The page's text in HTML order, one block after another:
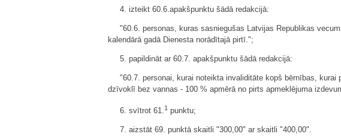
4. izteikt 60.6.apakšpunktu šādā redakcijā:
"60.6. personas, kuras sasniegušas Latvijas Republikas
kalendārā gadā Dienesta norādītajā pirtī.";
5. papildināt ar 60.7. apakšpunktu šādā redakcijā:
"60.7. personai, kurai noteikta invaliditāte kopš bērnības,
dzīvoklī bez vannas - 100 % apmērā no pirts apmeklējuma
6. svītrot 61.1 punktu;
7. aizstāt 69. punktā skaitli "300,00" ar skaitli "400,00".